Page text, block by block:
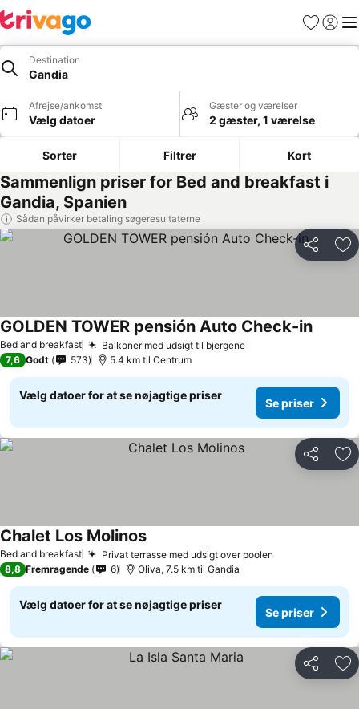
Favoritter
Log ind
Destination
Gandia
Afrejse/ankomst
Vælg datoer
Gæster og værelser
2 gæster, 1 værelse
Sorter Filtrer Kort
Sammenlign priser for Bed and breakfast i
Gandia, Spanien
Sådan påvirker betaling søgeresultaterne
Del
Bed and breakfast Balkoner med udsigt til bjergene
GOLDEN TOWER pensión Auto Check-in
7,6 Godt 573 5.4 km til Centrum
Vælg datoer for at se nøjagtige priser
Se priser
Del
Bed and breakfast Privat terrasse med udsigt over poolen
Chalet Los Molinos
8,8 Fremragende 6 Oliva, 7.5 km til Gandia
Vælg datoer for at se nøjagtige priser
Se priser
Del